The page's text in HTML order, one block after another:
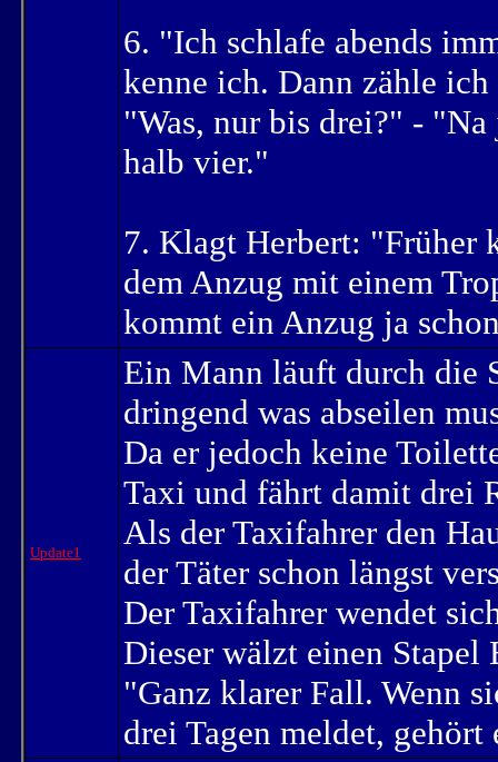
6. "Ich schlafe abends
kenne ich. Dann zähle
"Was, nur bis drei?" -
halb vier."
7. Klagt Herbert: "Früher
dem Anzug mit einem
kommt ein Anzug ja
Update1
Ein Mann läuft durch die
dringend was abseilen
Da er jedoch keine
Taxi und fährt damit drei
Als der Taxifahrer den
der Täter schon längst
Der Taxifahrer wendet
Dieser wälzt einen Stapel
"Ganz klarer Fall. Wenn
drei Tagen meldet,